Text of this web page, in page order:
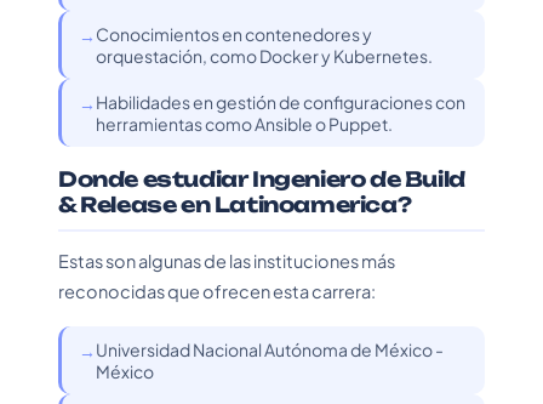
Conocimientos en contenedores y
orquestación, como Docker y Kubernetes.
Habilidades en gestión de configuraciones con
herramientas como Ansible o Puppet.
Donde estudiar Ingeniero de Build
& Release en Latinoamerica?
Estas son algunas de las instituciones más
reconocidas que ofrecen esta carrera:
Universidad Nacional Autónoma de México -
México